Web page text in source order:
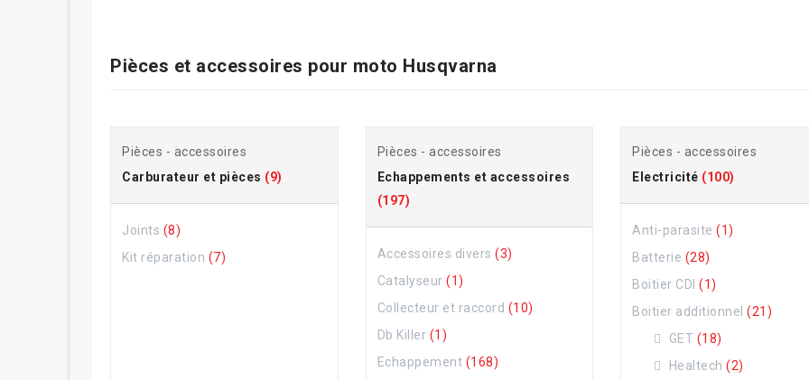
Pièces et accessoires pour moto Husqvarna
Pièces - accessoires
Carburateur et pièces (9)
Joints (8)
Kit réparation (7)
Pièces - accessoires
Echappements et accessoires
(197)
Accessoires divers (3)
Catalyseur (1)
Collecteur et raccord (10)
Db Killer (1)
Echappement (168)
Pièces - accessoires
Electricité (100)
Anti-parasite (1)
Batterie (28)
Boitier CDI (1)
Boitier additionnel (21)
GET (18)
Healtech (2)